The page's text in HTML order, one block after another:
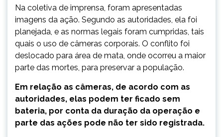
Na coletiva de imprensa, foram apresentadas
imagens da ação. Segundo as autoridades, ela foi
planejada, e as normas legais foram cumpridas, tais
quais o uso de câmeras corporais. O conflito foi
deslocado para área de mata, onde ocorreu a maior
parte das mortes, para preservar a população.
Em relação as câmeras, de acordo com as
autoridades, elas podem ter ficado sem
bateria, por conta da duração da operação e
parte das ações pode não ter sido registrada.